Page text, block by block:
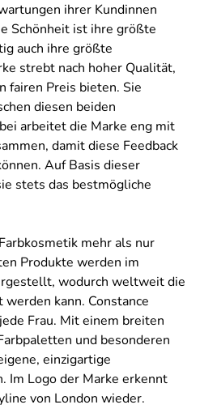
ihrer Kundinnen
Schönheit ist ihre größte
auch ihre größte
strebt nach hoher Qualität,
fairen Preis bieten. Sie
diesen beiden
arbeitet die Marke eng mit
damit diese Feedback
Auf Basis dieser
stets das bestmögliche
mehr als nur
Produkte werden im
wodurch weltweit die
kann. Constance
Frau. Mit einem breiten
und besonderen
einzigartige
Im Logo der Marke erkennt
von London wieder.